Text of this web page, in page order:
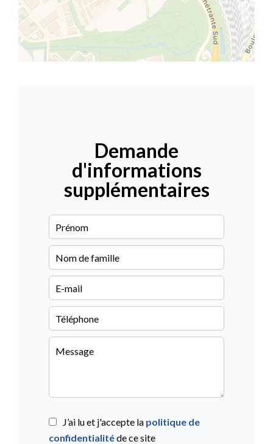
Demande
d'informations
supplémentaires
J’ai lu et j'accepte la politique de
confidentialitéde ce site